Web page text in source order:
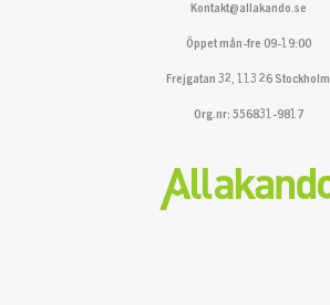
Kontakt@allakando.se
Öppet mån-fre 09-19:00
Frejgatan 32, 113 26 Stockholm
Org.nr: 556831-9817